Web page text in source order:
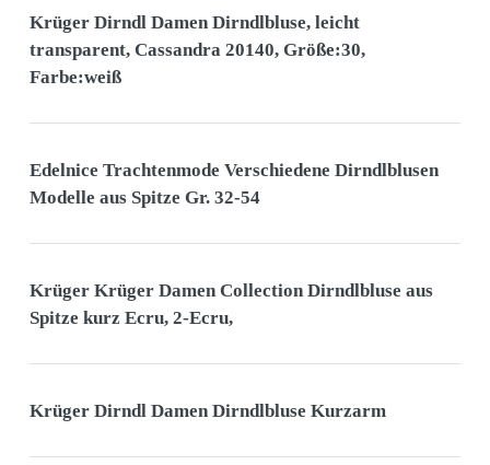
Krüger Dirndl Damen Dirndlbluse, leicht
transparent, Cassandra 20140, Größe:30,
Farbe:weiß
Edelnice Trachtenmode Verschiedene Dirndlblusen
Modelle aus Spitze Gr. 32-54
Krüger Krüger Damen Collection Dirndlbluse aus
Spitze kurz Ecru, 2-Ecru,
Krüger Dirndl Damen Dirndlbluse Kurzarm